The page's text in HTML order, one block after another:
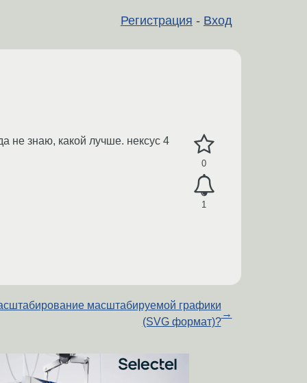
Регистрация - Вход
0
1
не знаю, какой лучше. нексус 4
масштабируемой графики
(SVG формат)?
→